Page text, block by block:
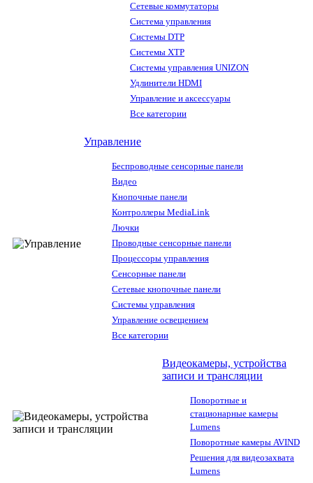
Сетевые коммутаторы
Система управления
Системы DTP
Системы XTP
Системы управления UNIZON
Удлинители HDMI
Управление и аксессуары
Все категории
Управление
Беспроводные сенсорные панели
Видео
Кнопочные панели
Контроллеры MediaLink
Лючки
Проводные сенсорные панели
Процессоры управления
Сенсорные панели
Сетевые кнопочные панели
Системы управления
Управление освещением
Все категории
Видеокамеры, устройства
записи и трансляции
Поворотные и
стационарные камеры
Lumens
Поворотные камеры AVIND
Решения для видеозахвата
Lumens